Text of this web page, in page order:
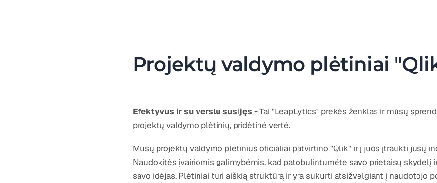
Projektų valdymo plėtiniai
Efektyvus ir su verslu susijęs -Tai "LeapLytics" prekės ženklas ir mūsų
projektų valdymo plėtinių, pridėtinė vertė.
Mūsų projektų valdymo plėtinius oficialiai patvirtino "Qlik" ir į juos įtraukti jūsų
Naudokitės įvairiomis galimybėmis, kad patobulintumėte savo prietaisų skydelį
savo idėjas. Plėtiniai turi aiškią struktūrą ir yra sukurti atsižvelgiant į naudotojo